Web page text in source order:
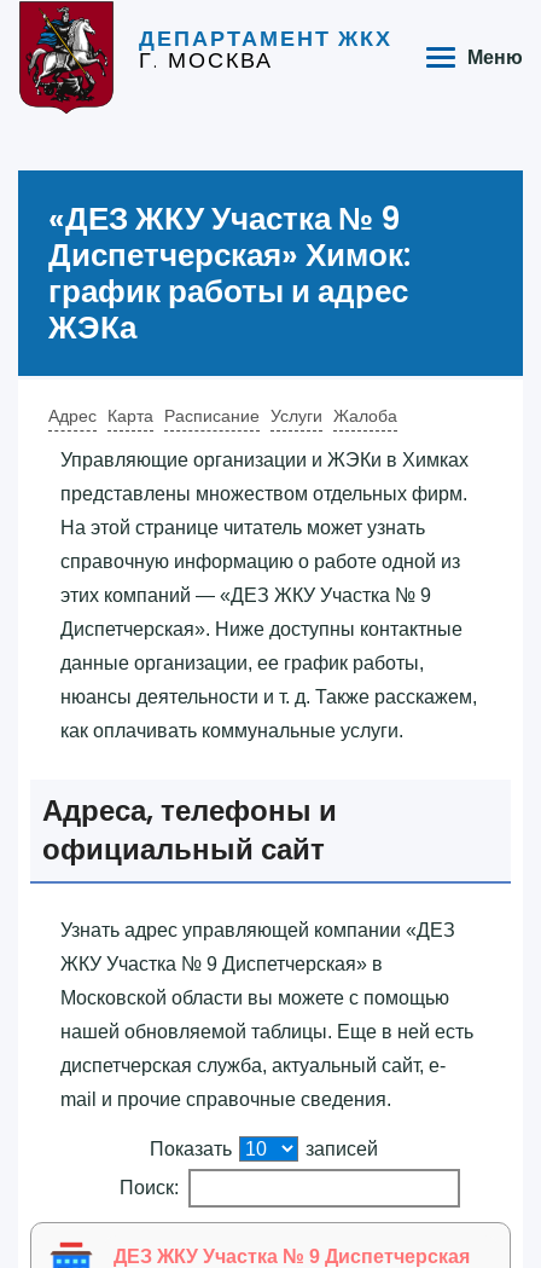
ДЕПАРТАМЕНТ ЖКХ
Г. МОСКВА Меню
«‎ДЕЗ ЖКУ Участка № 9
Диспетчерская»‎ Химок:
график работы и адрес
ЖЭКа
Адрес Карта Расписание Услуги Жалоба
Управляющие организации и ЖЭКи в Химках
представлены множеством отдельных фирм.
На этой странице читатель может узнать
справочную информацию о работе одной из
этих компаний — «‎ДЕЗ ЖКУ Участка № 9
Диспетчерская»‎. Ниже доступны контактные
данные организации, ее график работы,
нюансы деятельности и т. д. Также расскажем,
как оплачивать коммунальные услуги.
Адреса, телефоны и
официальный сайт
Узнать адрес управляющей компании «‎ДЕЗ
ЖКУ Участка № 9 Диспетчерская»‎ в
Московской области вы можете с помощью
нашей обновляемой таблицы. Еще в ней есть
диспетчерская служба, актуальный сайт, e-
mail и прочие справочные сведения.
Показать
записей
Поиск:
ДЕЗ ЖКУ Участка № 9 Диспетчерская